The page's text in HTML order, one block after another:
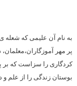
نشاط
به نام آن علیمی که
پر مهر آموزگاران،معلم
کردگاری را سزاست که بر
بوستان زندگی را از علم